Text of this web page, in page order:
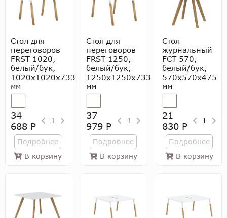
Стол для
переговоров
FRST 1020,
белый/бук,
1020х1020х733
мм
34
688 Р
1
Подробнее
В корзину
Стол для
переговоров
FRST 1250,
белый/бук,
1250х1250х733
мм
37
979 Р
1
Подробнее
В корзину
Стол
журнальный
FCT 570,
белый/бук,
570х570х475
мм
21
830 Р
1
Подробнее
В корзину